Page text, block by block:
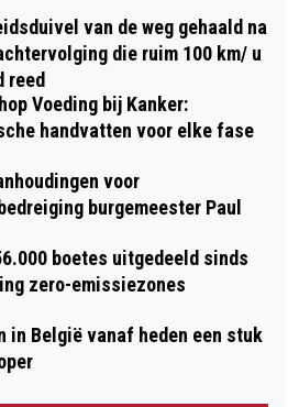
RIJNEN IN HET
MUSEUM
LEVERT
NOG MAAR
MAAND OP
van de weg gehaald na
die ruim 100 km/ u
reed
Voeding bij Kanker:
handvatten voor elke fase
voor
burgemeester Paul
boetes uitgedeeld sinds
zero-emissiezones
in België vanaf heden een stuk